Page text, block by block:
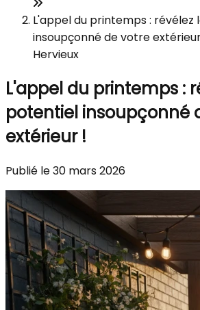
L'appel du printemps : révélez
insoupçonné de votre
Hervieux
L'appel du printemps :
potentiel insoupçonné
extérieur !
Publié le 30 mars 2026